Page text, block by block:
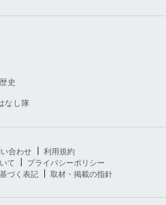
史
なし隊
合わせ
利用規約
て
プライバシーポリシー
づく表記
取材・掲載の指針